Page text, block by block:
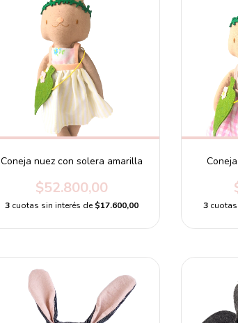
Coneja nuez con solera amarilla
$52.800,00
3 cuotas sin interés de$17.600,00 3